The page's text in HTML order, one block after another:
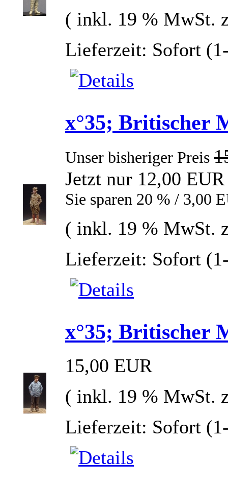
( inkl. 19 % MwSt.
Lieferzeit: Sofort
x°35; Britischer
Unser bisheriger Preis
Jetzt nur 12,00 EUR
Sie sparen 20 % / 3,00
( inkl. 19 % MwSt.
Lieferzeit: Sofort
x°35; Britischer
15,00 EUR
( inkl. 19 % MwSt.
Lieferzeit: Sofort